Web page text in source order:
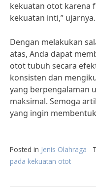
kekuatan otot karena
kekuatan inti,” ujarnya.
Dengan melakukan
atas, Anda dapat
otot tubuh secara
konsisten dan
yang berpengalaman
maksimal. Semoga
yang ingin
Posted in Jenis Olahraga
pada kekuatan otot